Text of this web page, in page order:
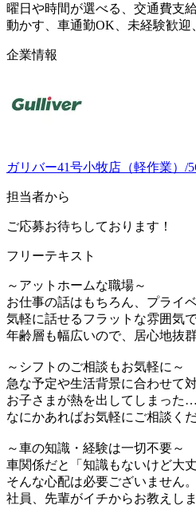
曜日や時間が選べる、交通費支
動かす、車通勤OK、未経験歓迎
企業情報
ガリバー41号小牧店（軽作業）/
担当者から
ご応募お待ちしております！
フリーテキスト
～アットホームな職場～
お仕事の話はもちろん、プライ
気軽に話せるフラットな雰囲気で
年齢層も幅広いので、居心地抜群
～シフトのご相談もお気軽に～
急な予定や生活背景に合わせて
お子さまが熱を出してしまった
なにかあればお気軽にご相談くだ
～車の知識・経験は一切不要～
車関係だと「知識もないけど大
そんな心配は必要ございません。
社員、先輩がイチからお教えしま